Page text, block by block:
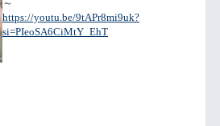
～
https://youtu.be/9tAPr8mi9uk?
si=PIeoSA6CiMtY_EhT